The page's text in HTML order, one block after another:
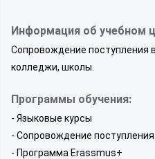
Информация об учебном
Сопровождение поступления
колледжи, школы.
Программы обучения:
- Языковые курсы
- Сопровождение
- Программа Erassmus+